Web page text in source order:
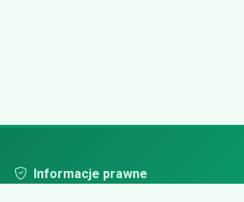
Informacje prawne